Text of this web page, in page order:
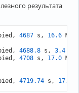
результата
4687 s, 16.6 MB/
4688.8 s, 3.4
4708 s, 17.0
4719.74 s, 17.0